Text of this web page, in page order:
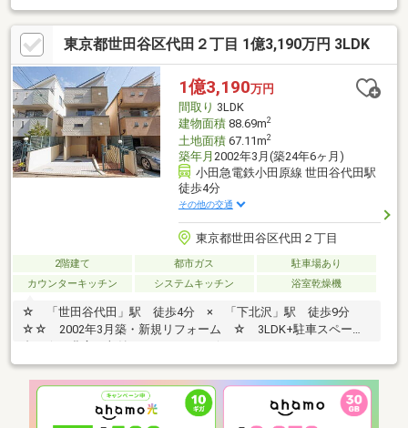
東京都世田谷区代田２丁目 1億3,190万円 3LDK
1億3,190万円
間取り 3LDK
建物面積88.69m2
土地面積67.11m2
築年月 2002年3月(築24年6ヶ月)
小田急電鉄小田原線 世田谷代田駅
徒歩4分
その他の交通
東京都世田谷区代田２丁目
2階建て 都市ガス
駐車場あり
カウンターキッチン
システムキッチン 浴室乾燥機
☆ 「世田谷代田」駅 徒歩4分 × 「下北沢」駅 徒歩9分
☆☆ 2002年3月築・新規リフォーム ☆ 3LDK+駐車スペース1